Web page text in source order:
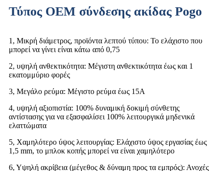
Τύπος OEM σύνδεσης ακίδας Pogo
1, Μικρή διάμετρος, προϊόντα λεπτού τύπου: Το ελάχιστο που
μπορεί να γίνει είναι κάτω από 0,75
2, υψηλή ανθεκτικότητα: Μέγιστη ανθεκτικότητα έως και 1
εκατομμύριο φορές
3, Μεγάλο ρεύμα: Μέγιστο ρεύμα έως 15A
4, υψηλή αξιοπιστία: 100% δυναμική δοκιμή σύνθετης
αντίστασης για να εξασφαλίσει 100% λειτουργικά μηδενικά
ελαττώματα
5, Χαμηλότερο ύψος λειτουργίας: Ελάχιστο ύψος εργασίας έως
1,5 mm, το μπλοκ κοπής μπορεί να είναι χαμηλότερο
6, Υψηλή ακρίβεια (μέγεθος & δύναμη προς τα εμπρός): Ανοχές